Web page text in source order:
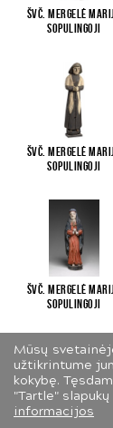
Mūsų
užtikrintume
kokybę.
"Tartle"
informacijos
Švč. Mergelė
Sopulingoji
Švč. Mergelė
Sopulingoji
Švč. Mergelė
Sopulingoji